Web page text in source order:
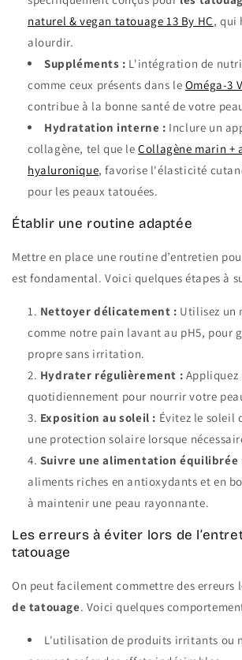
naturel & vegan tatouage 13 By HC, qui
alourdir.
Suppléments : L'intégration de
comme ceux présents dans le Oméga-3
contribue à la bonne santé de votre
Hydratation interne : Inclure un
collagène, tel que leCollagène marin +
hyaluronique, favorise l'élasticité
pour les peaux tatouées.
Établir une routine adaptée
Mettre en place une routine d’entretien
est fondamental. Voici quelques étapes à
Nettoyer délicatement : Utilisez un
comme notre pain lavant au pH5, pour
propre sans irritation.
Hydrater régulièrement : Appliquez
quotidiennement pour nourrir votre
Exposition au soleil : Évitez le soleil
une protection solaire lorsque
Suivre une alimentation équilibrée
aliments riches en antioxydants et en
à maintenir une peau rayonnante.
Les erreurs à éviter lors de
tatouage
On peut facilement commettre des erreurs
de tatouage. Voici quelques
L'utilisation de produits irritants ou